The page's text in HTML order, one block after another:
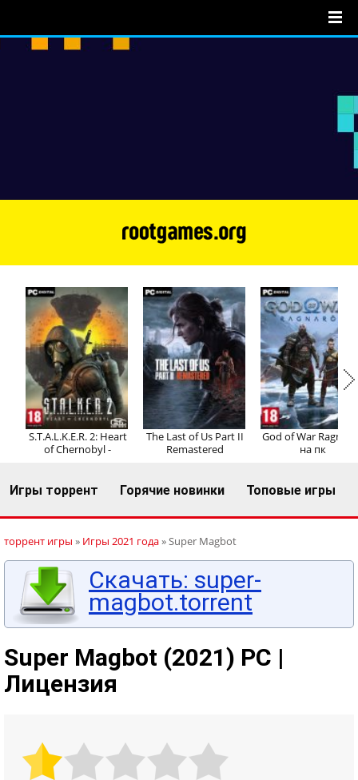
Регистрация Вход
S.T.A.L.K.E.R. 2: Heart
of Chernobyl -
The Last of Us Part II
Remastered
God of War
на пк
Игры торрент Горячие новинки Топовые игры
торрент игры » Игры 2021 года» Super Magbot
Скачать: super-
magbot.torrent
Super Magbot (2021) PC |
Лицензия